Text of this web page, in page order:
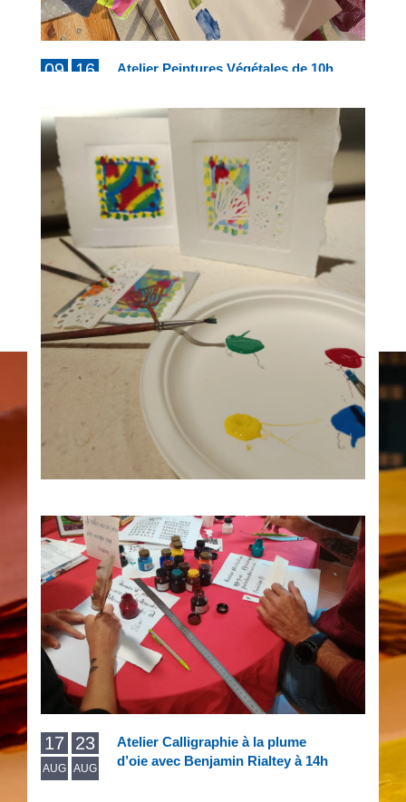
09 16
Atelier Peintures Végétales de 10h
12
AUG
Atelier Traces, impression monotype
14h30
17
AUG
23
AUG
Atelier Calligraphie à la plume
d’oie avec Benjamin Rialtey à 14h